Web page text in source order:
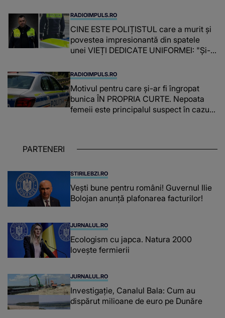
RADIOIMPULS.RO
CINE ESTE POLIȚISTUL care a murit și
povestea impresionantă din spatele
unei VIEȚI DEDICATE UNIFORMEI: "Și-a
iar în relația cu colegii a fost un sprijin,
un sfătuitor și un..."
RADIOIMPULS.RO
Motivul pentru care și-ar fi îngropat
bunica ÎN PROPRIA CURTE. Nepoata
femeii este principalul suspect în cazul
PARTENERI
STIRILEBZI.RO
Vești bune pentru români! Guvernul Ilie
Bolojan anunță plafonarea facturilor!
JURNALUL.RO
Ecologism cu japca. Natura 2000
lovește fermierii
JURNALUL.RO
Investigație, Canalul Bala: Cum au
dispărut milioane de euro pe Dunăre